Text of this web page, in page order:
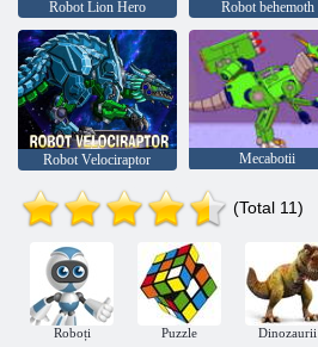
Robot Lion Hero Robot behemoth
Robot Velociraptor Mecabotii
(Total 11)
Roboți Puzzle Dinozaurii